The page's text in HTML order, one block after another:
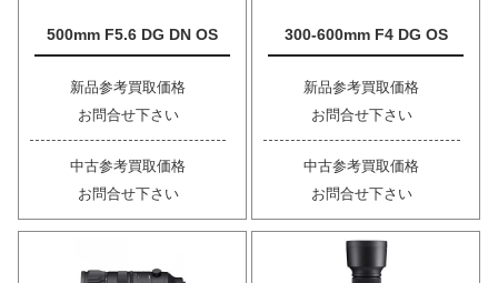
500mm F5.6 DG DN OS
新品参考買取価格
お問合せ下さい
中古参考買取価格
お問合せ下さい
300-600mm F4 DG OS
新品参考買取価格
お問合せ下さい
中古参考買取価格
お問合せ下さい